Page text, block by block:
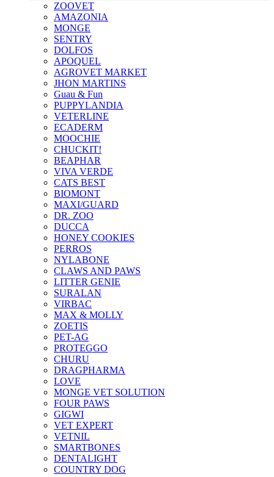
ZOOVET
AMAZONIA
MONGE
SENTRY
DOLFOS
APOQUEL
AGROVET MARKET
JHON MARTINS
Guau & Fun
PUPPYLANDIA
VETERLINE
ECADERM
MOOCHIE
CHUCKIT!
BEAPHAR
VIVA VERDE
CATS BEST
BIOMONT
MAXI/GUARD
DR. ZOO
DUCCA
HONEY COOKIES
PERROS
NYLABONE
CLAWS AND PAWS
LITTER GENIE
SURALAN
VIRBAC
MAX & MOLLY
ZOETIS
PET-AG
PROTEGGO
CHURU
DRAGPHARMA
LOVE
MONGE VET SOLUTION
FOUR PAWS
GIGWI
VET EXPERT
VETNIL
SMARTBONES
DENTALIGHT
COUNTRY DOG